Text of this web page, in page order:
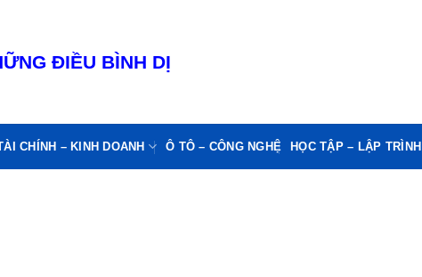
ĐIỀU BÌNH DỊ
CHÍNH – KINH DOANH Ô TÔ – CÔNG NGHỆ HỌC TẬP – LẬP TRÌNH